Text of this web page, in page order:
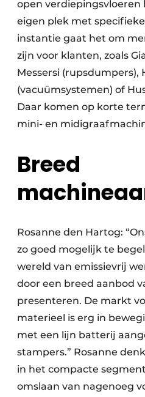
open
eigen plek met
instantie gaat het om
zijn voor klanten, zoals
Messersi (rupsdumpers),
(vacuümsystemen) of
Daar komen op korte
mini- en
Breed
Rosanne den Hartog:
zo goed mogelijk te
wereld van emissievrij
door een breed aanbod
presenteren. De markt
materieel is erg in
met een lijn batterij
stampers.” Rosanne
in het compacte
omslaan van nagenoeg